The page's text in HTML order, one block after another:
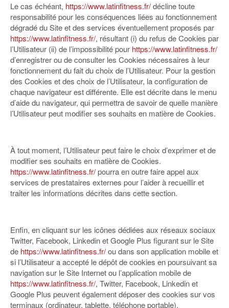
Le cas échéant, https://www.latinfitness.fr/décline toute
responsabilité pour les conséquences liées au fonctionnement
dégradé du Site et des services éventuellement proposés par
https://www.latinfitness.fr/, résultant (i) du refus de Cookies par
l’Utilisateur (ii) de l’impossibilité pour https://www.latinfitness.fr/
d’enregistrer ou de consulter les Cookies nécessaires à leur
fonctionnement du fait du choix de l’Utilisateur. Pour la gestion
des Cookies et des choix de l’Utilisateur, la configuration de
chaque navigateur est différente. Elle est décrite dans le menu
d’aide du navigateur, qui permettra de savoir de quelle manière
l’Utilisateur peut modifier ses souhaits en matière de Cookies.
À tout moment, l’Utilisateur peut faire le choix d’exprimer et de
modifier ses souhaits en matière de Cookies.
https://www.latinfitness.fr/pourra en outre faire appel aux
services de prestataires externes pour l’aider à recueillir et
traiter les informations décrites dans cette section.
Enfin, en cliquant sur les icônes dédiées aux réseaux sociaux
Twitter, Facebook, Linkedin et Google Plus figurant sur le Site
de https://www.latinfitness.fr/ou dans son application mobile et
si l’Utilisateur a accepté le dépôt de cookies en poursuivant sa
navigation sur le Site Internet ou l’application mobile de
https://www.latinfitness.fr/, Twitter, Facebook, Linkedin et
Google Plus peuvent également déposer des cookies sur vos
terminaux (ordinateur, tablette, téléphone portable).